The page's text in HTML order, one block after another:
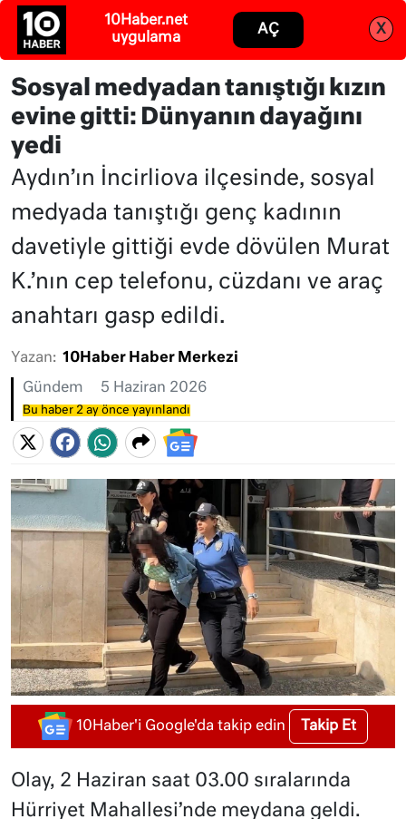
Abone ol Giriş
Sosyal medyadan tanıştığı kızın
evine gitti: Dünyanın dayağını
yedi
Aydın’ın İncirliova ilçesinde, sosyal
medyada tanıştığı genç kadının
davetiyle gittiği evde dövülen Murat
K.’nın cep telefonu, cüzdanı ve araç
anahtarı gasp edildi.
Yazan: 10Haber Haber Merkezi
Gündem 5 Haziran 2026
Bu haber 2 ay önce yayınlandı
10Haber'i Google'da takip edin Takip Et
Olay, 2 Haziran saat 03.00 sıralarında
Hürriyet Mahallesi’nde meydana geldi.